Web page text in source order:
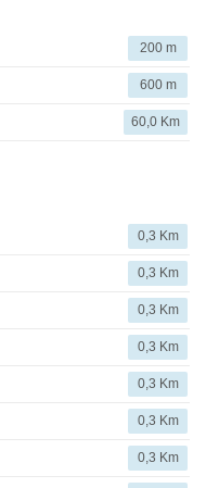
200 m
600 m
60,0 Km
0,3 Km
0,3 Km
0,3 Km
0,3 Km
0,3 Km
0,3 Km
0,3 Km